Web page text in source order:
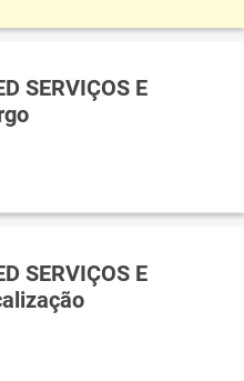
SERVIÇOS E
SERVIÇOS E